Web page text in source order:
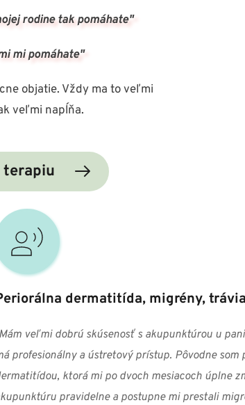
rodine tak pomáhate"
mi pomáhate"
objatie. Vždy ma to veľmi
veľmi napĺňa.
terapiu
dermatitída, migrény,
veľmi dobrú skúsenosť s akupunktúrou u
profesionálny a ústretový prístup. Pôvodne som
ktorá mi po dvoch mesiacoch úplne
pravidelne a postupne mi prestali